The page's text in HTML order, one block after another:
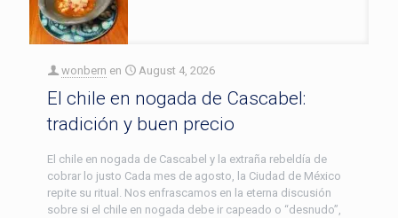
wonbern en August 4, 2026
El chile en nogada de Cascabel:
tradición y buen precio
El chile en nogada de Cascabel y la extraña rebeldía de
cobrar lo justo Cada mes de agosto, la Ciudad de México
repite su ritual. Nos enfrascamos en la eterna discusión
sobre si el chile en nogada debe ir capeado o “desnudo”,